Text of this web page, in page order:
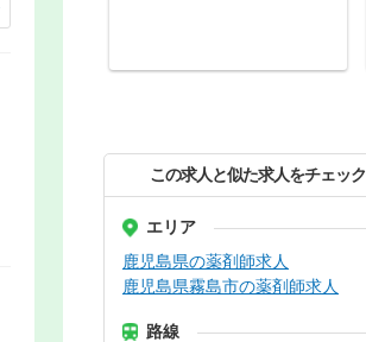
この求人と似た求人をチェック
エリア
鹿児島県の薬剤師求人
鹿児島県霧島市の薬剤師求人
路線